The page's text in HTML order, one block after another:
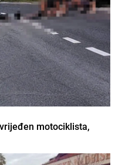
motociklista,